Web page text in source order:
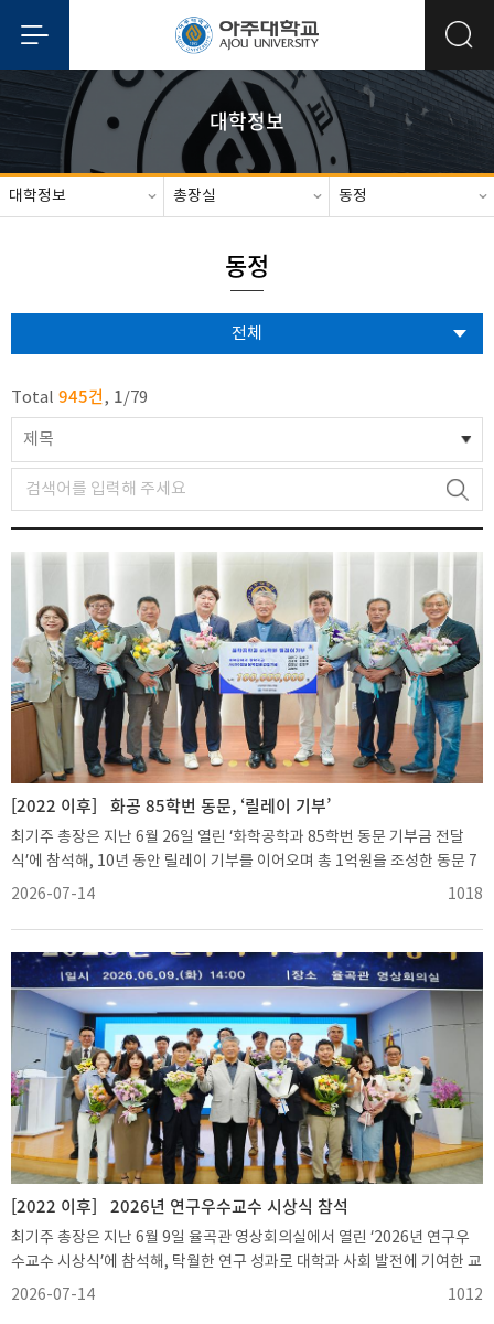
대학정보
대학정보 총장실 동정
동정
전체
Total 945건, 1/79
제목
[2022 이후] 화공 85학번 동문, ‘릴레이 기부’
최기주 총장은 지난 6월 26일 열린 ‘화학공학과 85학번 동문 기부금 전달
식’에 참석해, 10년 동안 릴레이 기부를 이어오며 총 1억원을 조성한 동문 7
인에게 학교를 대표해 감사의 뜻을 전했다.‘화공85 릴레이 기부’에는 화학공
회정 ㈜페인트월마트 대표, 김정성 한미정밀화학 상무, 김정우 ㈜이노필텍
대표, 김형석 ㈜케이디이앤씨 대표, 권순호 ㈜레이스타 대표가 참여했다.
학교에서는 최기주 총장과 조경숙 대학발전본부장이 함께 자리했다.화학공
학과 85학번 동문들은 2016년 강원구 동문의 첫 기부를 시작으로 매년 릴
레이 방식의 기부를 이어왔다. 2017년 김정우 동문, 2018년 강민구 동문,
2019년 권회정 동문, 2020년 권순호 동문, 2021년 김정성 동문이 차례로
참여했다.이후 2023년 권회정 동문, 2024년 김형석 동문, 2025년 강민구·
강원구 동문에 이어 올해 김정우 동문이 다시 기부에 나서면서, 지난 10년
동안 총 1억원의 기부금이 조성됐다.특히 김정우 동문의 개인 누적 기부액도
1억원을 넘어섰다. 김 동문은 2017년부터 ‘AU50 첨단융복합관 건립기
금’과 보건·안전 물품 기부 등을 통해 모교와 후배들을 꾸준히 지원해왔다.최
총장은 “같은 학과 동기들이 큰 뜻과 마음을 모아 모교 발전에 힘을 보태주
신 데 대해 학교를 대표해 깊이 감사드린다”며 “동문들에게 아주대학교가
언제나 자랑스러운 모교로 남을 수 있도록 대학 발전을 위해 더욱 힘쓰겠
다”고 말했다.최기주 총장과 김정우 ㈜이노필텍 대표최기주 총장과 강원구
㈜EP 글로벌 대표
2026-07-14 1018
[2022 이후] 2026년 연구우수교수 시상식 참석
최기주 총장은 지난 6월 9일 율곡관 영상회의실에서 열린 ‘2026년 연구우
수교수 시상식’에 참석해, 탁월한 연구 성과로 대학과 사회 발전에 기여한 교
수들에게 상장을 수여하고 축하와 감사의 뜻을 전했다.이번 시상은 ▲영향
2026-07-14 1012